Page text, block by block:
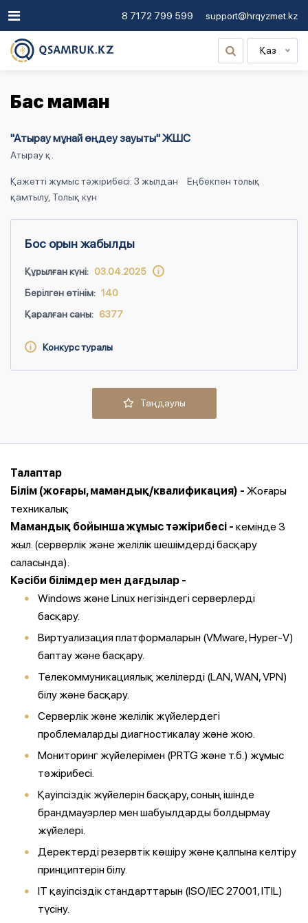
8 7172 799 599 support@hrqyzmet.kz
Қаз
Бас маман
"Атырау мұнай өңдеу зауыты" ЖШС
Атырау қ.
Қажетті жұмыс тәжірибесі: 3 жылдан
Еңбекпен толық
қамтылу, Толық күн
Бос орын жабылды
Құрылған күні: 03.04.2025
Берілген өтінім: 140
Қаралған саны: 6377
Конкурс туралы
Таңдаулы
Талаптар
Білім (жоғары, мамандық/квалификация) - Жоғары
техникалық
Мамандық бойынша жұмыс тәжірибесі - кемінде 3
жыл. (серверлік және желілік шешімдерді басқару
саласында).
Кәсіби білімдер мен дағдылар -
Windows және Linux негізіндегі серверлерді
басқару.
Виртуализация платформаларын (VMware, Hyper-V)
баптау және басқару.
Телекоммуникациялық желілерді (LAN, WAN, VPN)
білу және басқару.
Серверлік және желілік жүйелердегі
проблемаларды диагностикалау және жою.
Мониторинг жүйелерімен (PRTG және т.б.) жұмыс
тәжірибесі.
Қауіпсіздік жүйелерін басқару, соның ішінде
брандмауэрлер мен шабуылдарды болдырмау
жүйелері.
Деректерді резервтік көшіру және қалпына келтіру
принциптерін білу.
IT қауіпсіздік стандарттарын (ISO/IEC 27001, ITIL)
түсіну.